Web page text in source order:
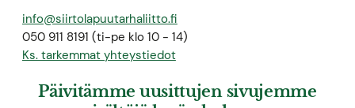
info@siirtolapuutarhaliitto.fi
050 911 8191 (ti-pe klo 10 - 14)
Ks. tarkemmat yhteystiedot
Päivitämme uusittujen sivujemme